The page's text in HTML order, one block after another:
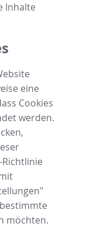
Inhalte
eine
Cookies
werden.
möchten.